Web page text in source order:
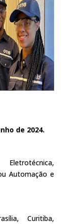
de 2024.
Automação e
Curitiba,